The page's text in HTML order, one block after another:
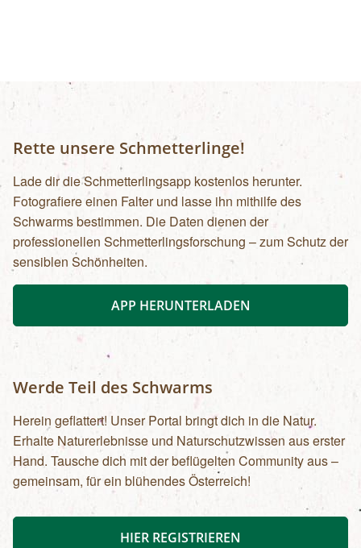
Rette unsere Schmetterlinge!
Lade dir die Schmetterlingsapp kostenlos herunter.
Fotografiere einen Falter und lasse ihn mithilfe des
Schwarms bestimmen. Die Daten dienen der
professionellen Schmetterlingsforschung – zum Schutz der
sensiblen Schönheiten.
APP HERUNTERLADEN
Werde Teil des Schwarms
Herein geflattert! Unser Portal bringt dich in die Natur.
Erhalte Naturerlebnisse und Naturschutzwissen aus erster
Hand. Tausche dich mit der beflügelten Community aus –
gemeinsam, für ein blühendes Österreich!
HIER REGISTRIEREN